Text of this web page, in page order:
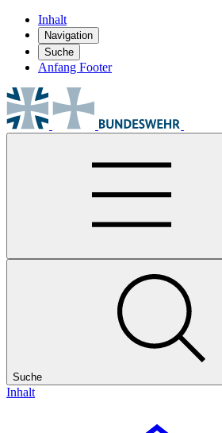
Inhalt
Navigation
Suche
Anfang Footer
Suche
Inhalt